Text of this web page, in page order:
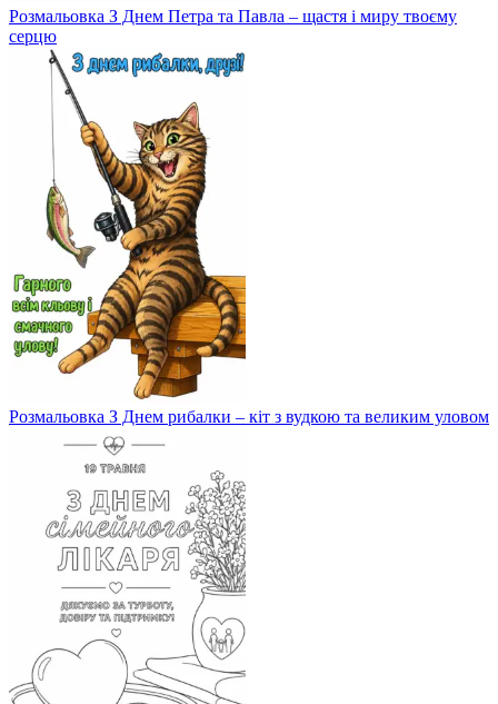
Розмальовка З Днем Петра та Павла – щастя і миру твоєму
серцю
Розмальовка З Днем рибалки – кіт з вудкою та великим уловом